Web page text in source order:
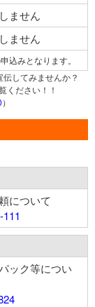
ません
ません
込みとなります。
してみませんか？
ください！！
）
について
ック等につい